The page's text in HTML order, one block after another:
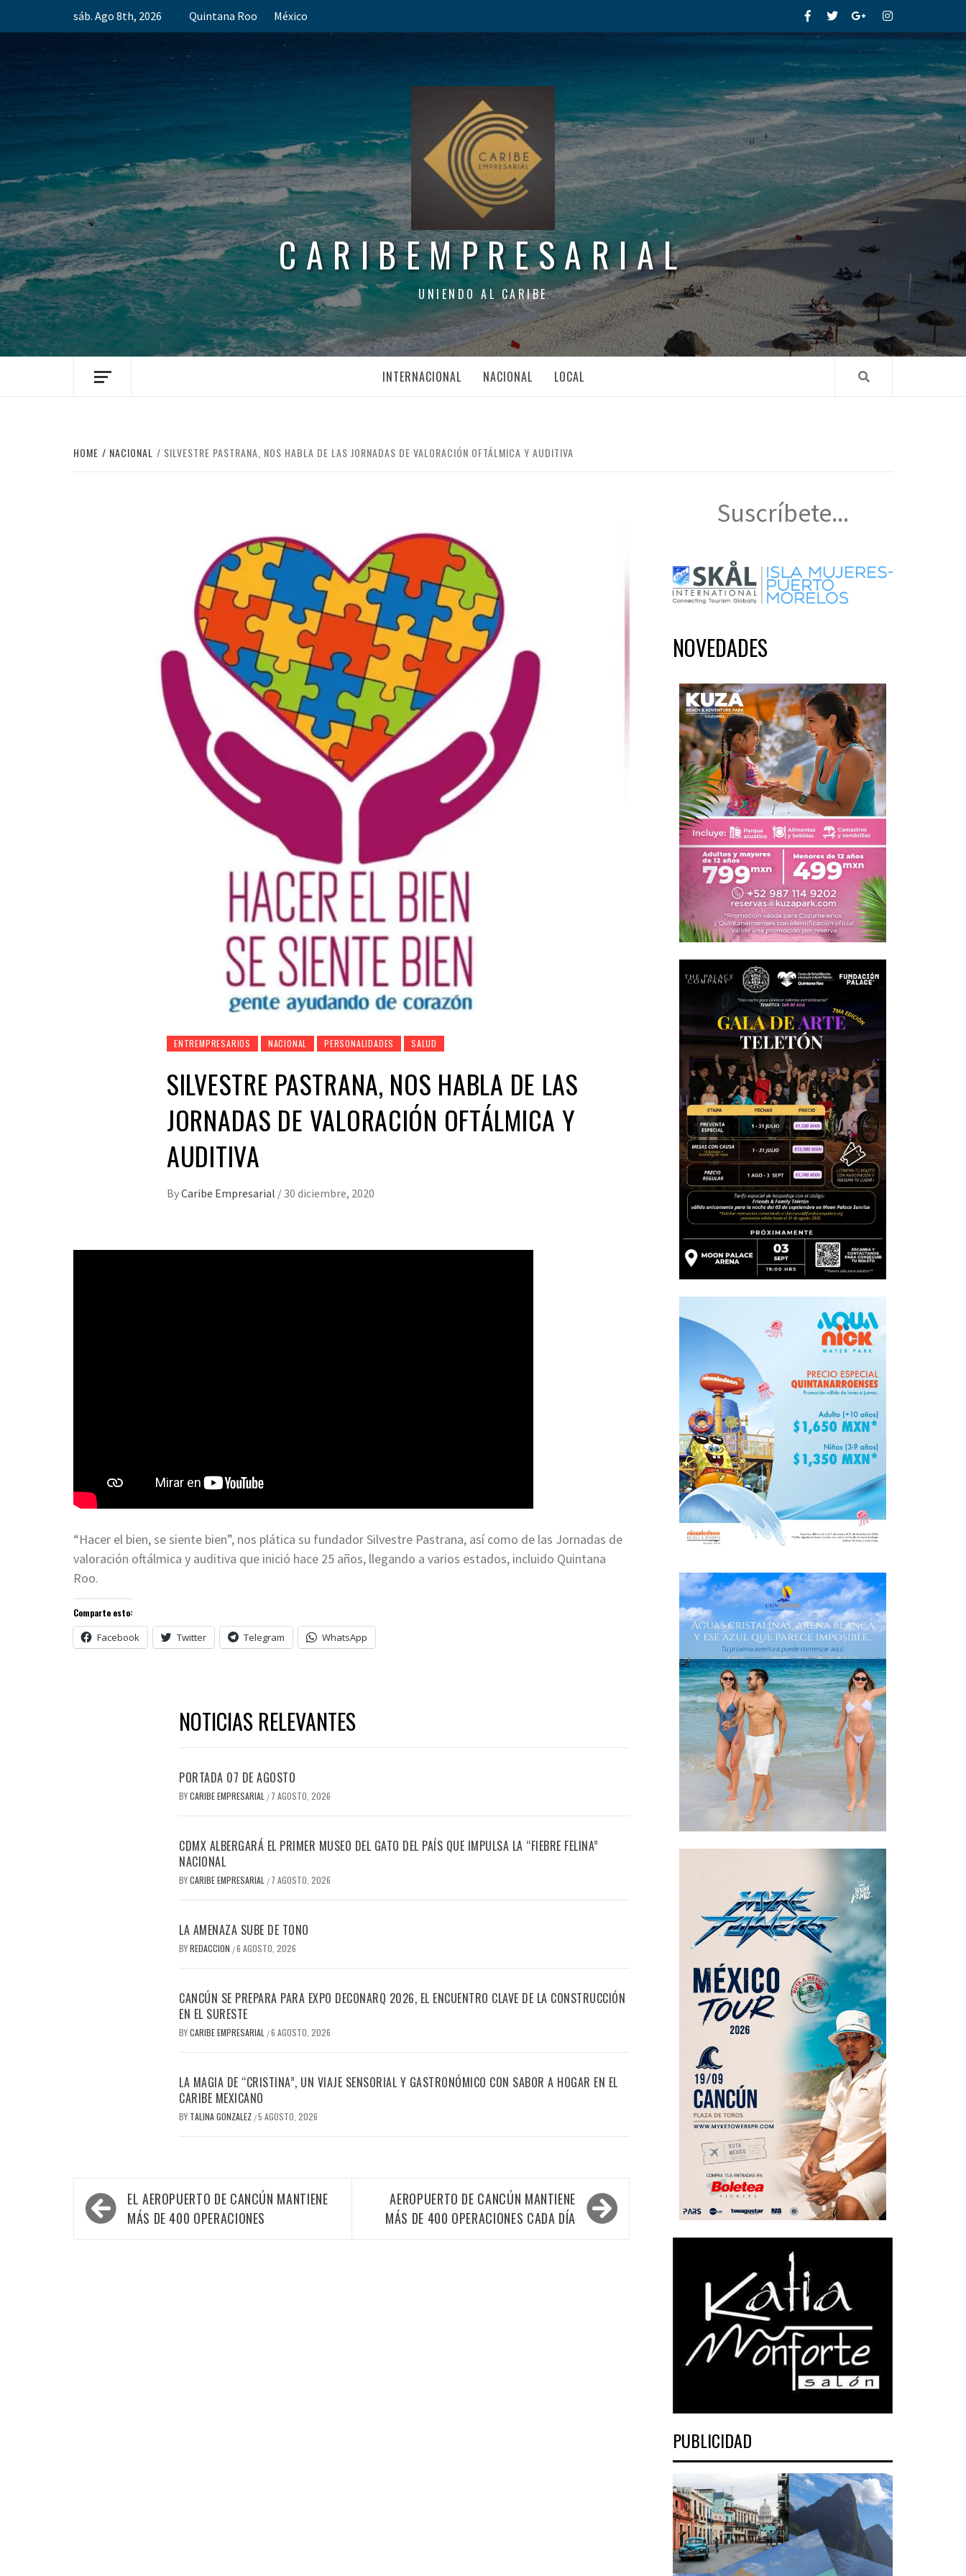
sáb. Ago 8th, 2026 Quintana Roo México FacebookTwitterGoogle+Instagram
CARIBEMPRESARIAL
UNIENDO AL CARIBE
INTERNACIONAL NACIONAL LOCAL
HOME NACIONAL SILVESTRE PASTRANA, NOS HABLA DE LAS JORNADAS DE VALORACIÓN OFTÁLMICA Y AUDITIVA
ENTREMPRESARIOS NACIONAL PERSONALIDADES SALUD
SILVESTRE PASTRANA, NOS HABLA DE LAS
JORNADAS DE VALORACIÓN OFTÁLMICA Y
AUDITIVA
ByCaribe Empresarial / 30 diciembre, 2020
“Hacer el bien, se siente bien”, nos plática su fundador Silvestre Pastrana, así como de las Jornadas de
valoración oftálmica y auditiva que inició hace 25 años, llegando a varios estados, incluido Quintana
Roo.
Comparte esto:
Facebook Twitter Telegram WhatsApp
NOTICIAS RELEVANTES
PORTADA 07 DE AGOSTO
BYCARIBE EMPRESARIAL / 7 AGOSTO, 2026
CDMX ALBERGARÁ EL PRIMER MUSEO DEL GATO DEL PAÍS QUE IMPULSA LA “FIEBRE FELINA”
NACIONAL
BYCARIBE EMPRESARIAL / 7 AGOSTO, 2026
LA AMENAZA SUBE DE TONO
BYREDACCION /6 AGOSTO, 2026
CANCÚN SE PREPARA PARA EXPO DECONARQ 2026, EL ENCUENTRO CLAVE DE LA CONSTRUCCIÓN
EN EL SURESTE
BYCARIBE EMPRESARIAL /6 AGOSTO, 2026
LA MAGIA DE “CRISTINA”, UN VIAJE SENSORIAL Y GASTRONÓMICO CON SABOR A HOGAR EN EL
CARIBE MEXICANO
BY TALINA GONZALEZ /5 AGOSTO, 2026
Navegación
de
EL AEROPUERTO DE CANCÚN MANTIENE
MÁS DE 400 OPERACIONES
AEROPUERTO DE CANCÚN MANTIENE
MÁS DE 400 OPERACIONES CADA DÍA
Suscríbete...
NOVEDADES
PUBLICIDAD